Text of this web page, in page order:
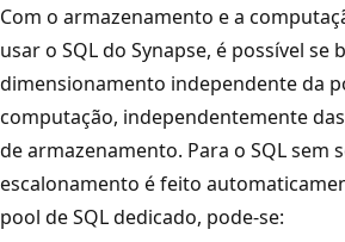
Com o armazenamento e a
usar o SQL do Synapse, é possível se
dimensionamento independente da
computação, independentemente
de armazenamento. Para o SQL sem
escalonamento é feito
pool de SQL dedicado, pode-se: